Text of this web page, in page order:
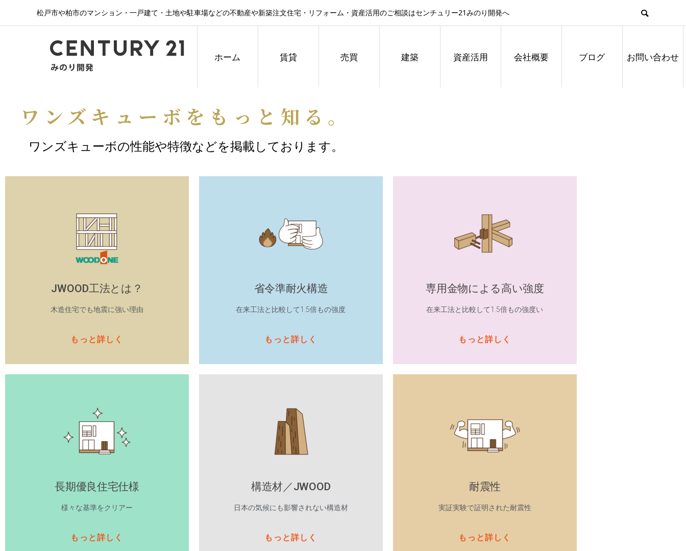
松戸市や柏市のマンション・一戸建て・土地や駐車場などの不動産や新築注文住宅・リフォーム・資産活用のご相談はセンチュリー21みのり開発へ
ホーム 賃貸 売買 建築 資産活用 会社概要 ブログ お問い合わせ
ワンズキューボをもっと知る。
ワンズキューボの性能や特徴などを掲載しております。
JWOOD工法とは？
木造住宅でも地震に強い理由
もっと詳しく
省令準耐火構造
在来工法と比較して1.5倍もの強度
もっと詳しく
専用金物による高い強度
在来工法と比較して1.5倍もの強度い
もっと詳しく
長期優良住宅仕様
様々な基準をクリアー
もっと詳しく
構造材／JWOOD
日本の気候にも影響されない構造材
もっと詳しく
耐震性
実証実験で証明された耐震性
もっと詳しく